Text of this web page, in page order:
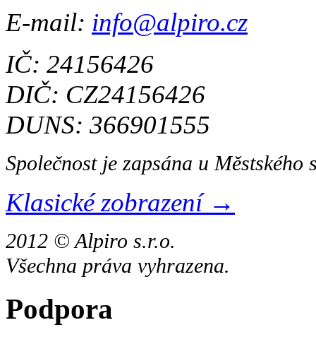
E-mail: info@alpiro.cz
IČ: 24156426
DIČ: CZ24156426
DUNS: 366901555
Společnost je zapsána u
Klasické zobrazení →
2012 © Alpiro s.r.o.
Všechna práva vyhrazena.
Podpora